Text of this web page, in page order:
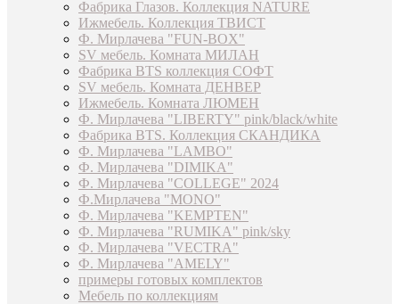
Фабрика Глазов. Коллекция NATURE
Ижмебель. Коллекция ТВИСТ
Ф. Мирлачева "FUN-BOX"
SV мебель. Комната МИЛАН
Фабрика BTS коллекция СОФТ
SV мебель. Комната ДЕНВЕР
Ижмебель. Комната ЛЮМЕН
Ф. Мирлачева "LIBERTY" pink/black/white
Фабрика BTS. Коллекция СКАНДИКА
Ф. Мирлачева "LAMBO"
Ф. Мирлачева "DIMIKA"
Ф. Мирлачева "COLLEGE" 2024
Ф.Мирлачева "MONO"
Ф. Мирлачева "KEMPTEN"
Ф. Мирлачева "RUMIKA" pink/sky
Ф. Мирлачева "VECTRA"
Ф. Мирлачева "AMELY"
примеры готовых комплектов
Мебель по коллекциям